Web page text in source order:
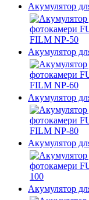
Акумулятор
Акумулятор
Акумулятор
Акумулятор
Акумулятор